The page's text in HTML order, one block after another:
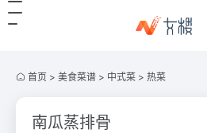
首页 > 美食菜谱 > 中式菜 > 热菜
南瓜蒸排骨